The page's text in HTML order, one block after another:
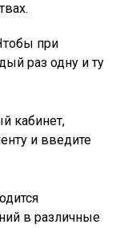
при
раз одну и ту
кабинет,
и введите
в различные